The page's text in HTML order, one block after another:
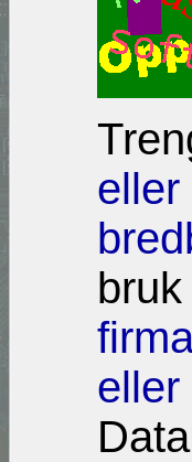
eller
eller